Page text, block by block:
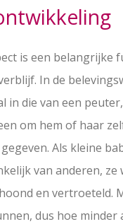
is een belangrijke
In de
in die van een
om hem of haar
Als kleine
van anderen, ze
en vertroeteld.
dus hoe minder